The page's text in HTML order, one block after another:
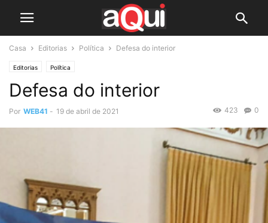
Casa Editorias Política Defesa do interior
Editorias Política
Defesa do interior
Por WEB41 - 19 de abril de 2021 0
423